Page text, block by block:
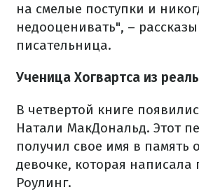
на смелые поступки и
недооценивать", –
писательница.
Ученица Хогвартса из
В четвертой книге
Натали МакДональд. Этот
получил свое имя в память
девочке, которая
Роулинг.